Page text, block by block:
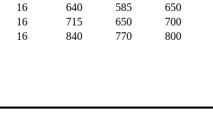
16 640 585
650
16 715 650
700
16 840 770 800